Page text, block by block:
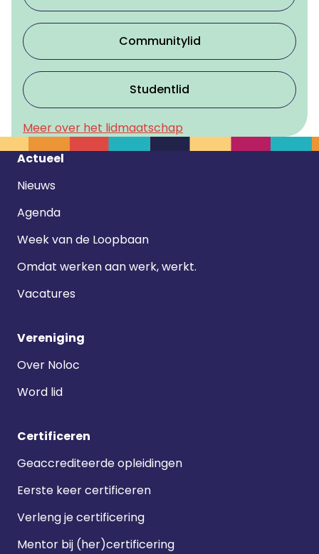
Communitylid
Studentlid
Meer over het lidmaatschap
Footer
Actueel
Nieuws
Agenda
Week van de Loopbaan
Omdat werken aan werk, werkt.
Vacatures
Vereniging
Over Noloc
Word lid
Certificeren
Geaccrediteerde opleidingen
Eerste keer certificeren
Verleng je certificering
Mentor bij (her)certificering